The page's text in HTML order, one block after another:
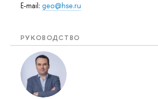
E-mail: geo@hse.ru
РУКОВОДСТВО